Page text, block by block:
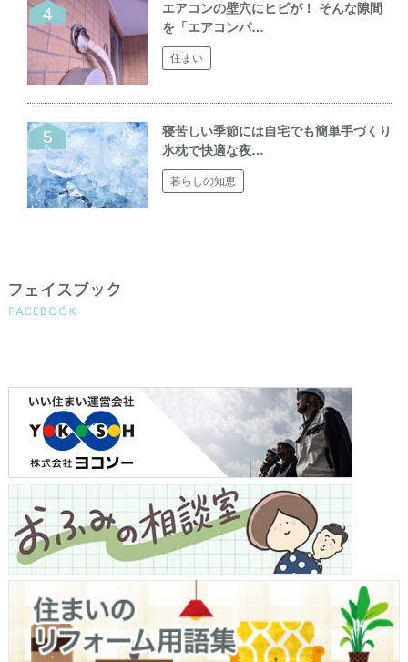
エアコンの壁穴にヒビが！ そんな隙間
を「エアコンパ…
住まい
寝苦しい季節には自宅でも簡単手づくり
氷枕で快適な夜…
暮らしの知恵